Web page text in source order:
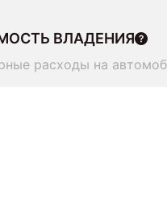
ВЛАДЕНИЯ
расходы на